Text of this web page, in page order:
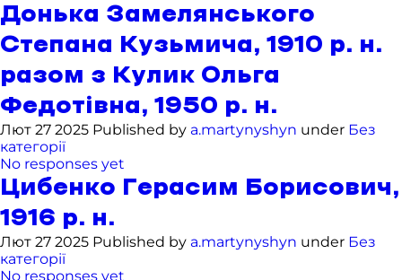
Донька Замелянського
Степана Кузьмича, 1910 р. н.
разом з Кулик Ольга
Федотівна, 1950 р. н.
Лют 27 2025 Published by a.martynyshyn under Без
категорії
No responses yet
Цибенко Герасим Борисович,
1916 р. н.
Лют 27 2025 Published by a.martynyshyn under Без
категорії
No responses yet